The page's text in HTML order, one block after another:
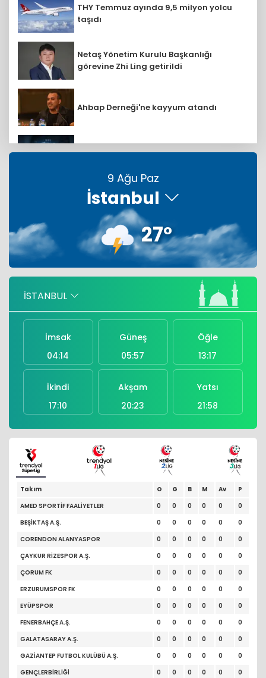
THY Temmuz ayında 9,5 milyon yolcu
taşıdı
Netaş Yönetim Kurulu Başkanlığı
görevine Zhi Ling getirildi
Ahbap Derneği'ne kayyum atandı
Türkiye, Suudi Arabistan ve
Pakistan'dan ortak imza
Uğurlular Tekstil dev yatırımlarla
büyümeye devam ediyor
Hopan Plastik sahibi Fatih Mete, PAGEV
9 Ağu Paz
İstanbul
27°
İSTANBUL
İmsak
04:14
Güneş
05:57
Öğle
13:17
İkindi
17:10
Akşam
20:23
Yatsı
21:58
Takım O G B M Av
P
AMED SPORTİF FAALİYETLER
0 0 0 0 0
0
BEŞİKTAŞ A.Ş.
0 0 0 0 0
0
CORENDON ALANYASPOR
0 0 0 0 0
0
ÇAYKUR RİZESPOR A.Ş.
0 0 0 0 0
0
ÇORUM FK
0 0 0 0 0
0
ERZURUMSPOR FK
0 0 0 0 0
0
EYÜPSPOR
0 0 0 0 0
0
FENERBAHÇE A.Ş.
0 0 0 0 0
0
GALATASARAY A.Ş.
0 0 0 0 0
0
GAZİANTEP FUTBOL KULÜBÜ A.Ş.
0 0 0 0 0
0
GENÇLERBİRLİĞİ
0 0 0 0 0
0